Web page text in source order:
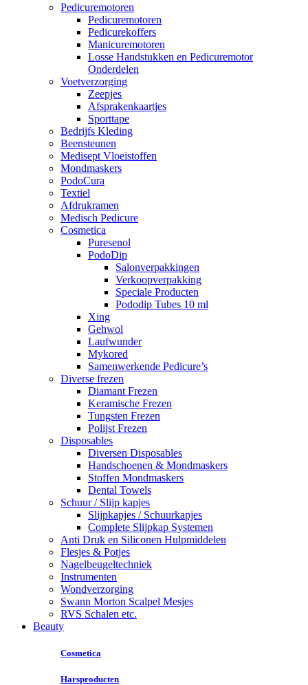
Pedicuremotoren
Pedicuremotoren
Pedicurekoffers
Manicuremotoren
Losse Handstukken en Pedicuremotor
Onderdelen
Voetverzorging
Zeepjes
Afsprakenkaartjes
Sporttape
Bedrijfs Kleding
Beensteunen
Medisept Vloeistoffen
Mondmaskers
PodoCura
Textiel
Afdrukramen
Medisch Pedicure
Cosmetica
Puresenol
PodoDip
Salonverpakkingen
Verkoopverpakking
Speciale Producten
Pododip Tubes 10 ml
Xing
Gehwol
Laufwunder
Mykored
Samenwerkende Pedicure’s
Diverse frezen
Diamant Frezen
Keramische Frezen
Tungsten Frezen
Polijst Frezen
Disposables
Diversen Disposables
Handschoenen & Mondmaskers
Stoffen Mondmaskers
Dental Towels
Schuur / Slijp kapjes
Slijpkapjes / Schuurkapjes
Complete Slijpkap Systemen
Anti Druk en Siliconen Hulpmiddelen
Flesjes & Potjes
Nagelbeugeltechniek
Instrumenten
Wondverzorging
Swann Morton Scalpel Mesjes
RVS Schalen etc.
Beauty
Cosmetica
Harsproducten